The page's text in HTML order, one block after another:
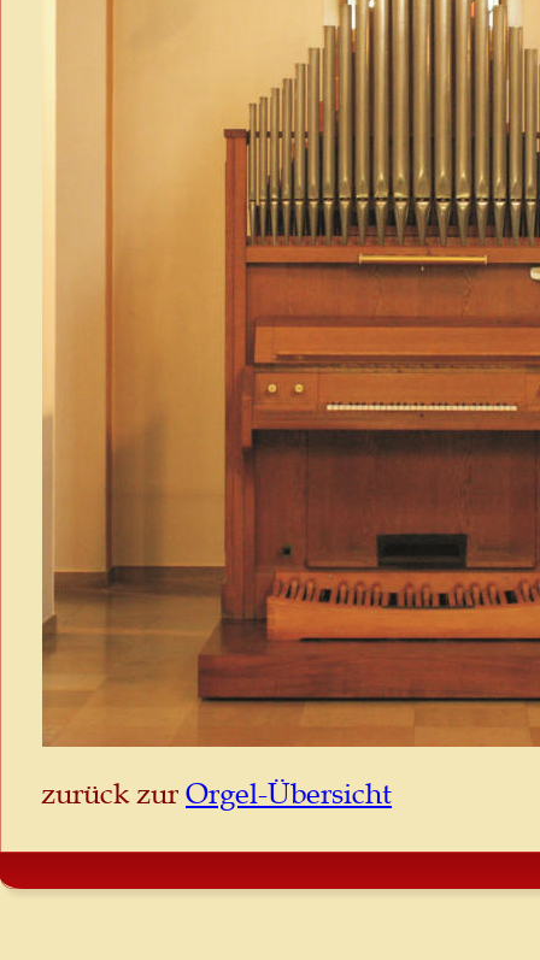
zurück zur Orgel-Übersicht